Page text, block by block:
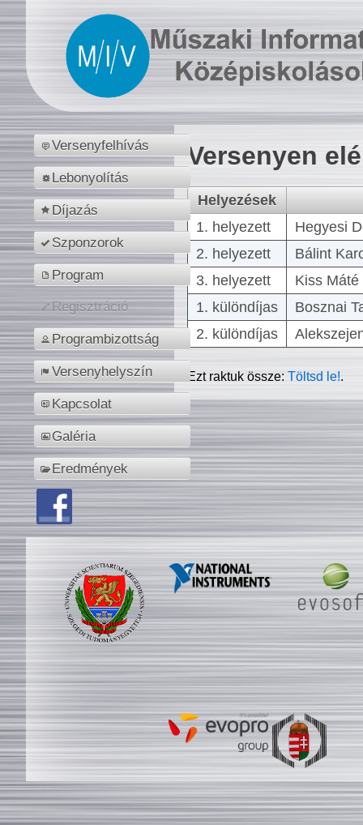
Versenyfelhívás
Lebonyolítás
Díjazás
Szponzorok
Program
Regisztráció
Programbizottság
Versenyhelyszín
Kapcsolat
Galéria
Eredmények
Versenyen
Helyezések
1. helyezett
Hegyesi
2. helyezett
Bálint
3. helyezett
Kiss
1. különdíjas
Bosznai
2. különdíjas
Ezt raktuk össze:Töltsd le!.